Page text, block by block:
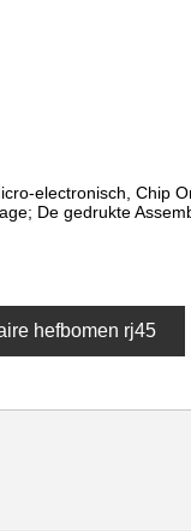
electronisch, Chip
De gedrukte
hefbomen rj45